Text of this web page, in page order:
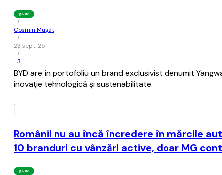
gAuto
/
Cosmin Mușat
/
23 sept. 25
/
3
BYD are în portofoliu un brand exclusivist denumit
inovaţie tehnologică şi sustenabilitate.
Românii nu au încă încredere în mărcile
10 branduri cu vânzări active, doar MG
gAuto